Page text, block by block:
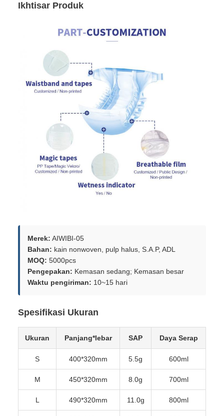
Ikhtisar Produk
Merek: AIWIBI-05
Bahan: kain nonwoven, pulp halus, S.A.P, ADL
MOQ: 5000pcs
Pengepakan: Kemasan sedang; Kemasan besar
Waktu pengiriman: 10~15 hari
Spesifikasi Ukuran
Ukuran Panjang*lebar SAP Daya Serap
S 400*320mm 5.5g 600ml
M 450*320mm 8.0g 700ml
L 490*320mm 11.0g 800ml